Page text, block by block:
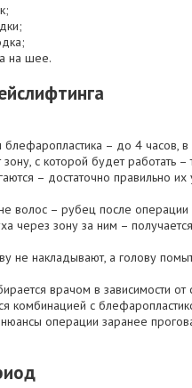
на шее.
– до 4 часов,
с которой будет работать
– достаточно правильно
волос – рубец после
через зону за ним –
не накладывают, а голову
врачом в зависимости
комбинацией с
операции заранее